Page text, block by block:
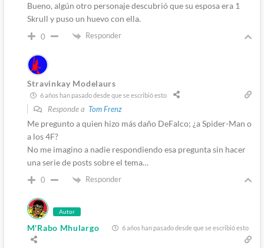
Bueno, algún otro personaje descubrió que su esposa era 1
Skrull y puso un huevo con ella.
0 Responder
Stravinkay Modelaurs
6 años han pasado desde que se escribió esto
Responde a Tom Frenz
Me pregunto a quien hizo más daño DeFalco; ¿a Spider-Man o
a los 4F?
No me imagino a nadie respondiendo esa pregunta sin hacer
una serie de posts sobre el tema…
0 Responder
Autor
M'Rabo Mhulargo 6 años han pasado desde que se escribió esto